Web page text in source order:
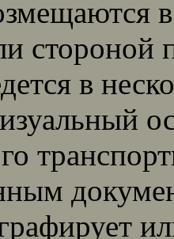
стороной
в